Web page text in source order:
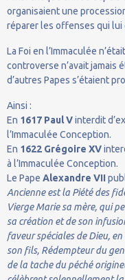
organisaient une
réparer les offenses qui lui
La Foi en l’Immaculée
controverse n’avait jamais
d’autres Papes s’étaient
Ainsi :
En 1617 Paul Vinterdit
l’Immaculée Conception.
En 1622 Grégoire XV
à l’Immaculée Conception.
Le Pape Alexandre VII
Ancienne est la Piété des
Vierge Marie sa mère, qui
sa création et de son
faveur spéciales de Dieu,
son fils, Rédempteur du
de la tache du péché